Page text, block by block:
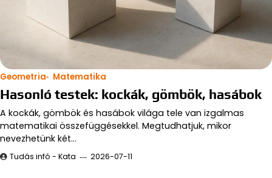
Geometria Matematika
Hasonló testek: kockák, gömbök, hasábok
A kockák, gömbök és hasábok világa tele van izgalmas
matematikai összefüggésekkel. Megtudhatjuk, mikor
nevezhetünk két…
Tudás infó - Kata 2026-07-11